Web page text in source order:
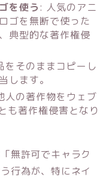
を使う : 人気のアニ
ゴを無断で使った
典型的な著作権侵
をそのままコピーし
します。
人の著作物をウェブ
も著作権侵害となり
無許可でキャラク
行為が、特にネイ